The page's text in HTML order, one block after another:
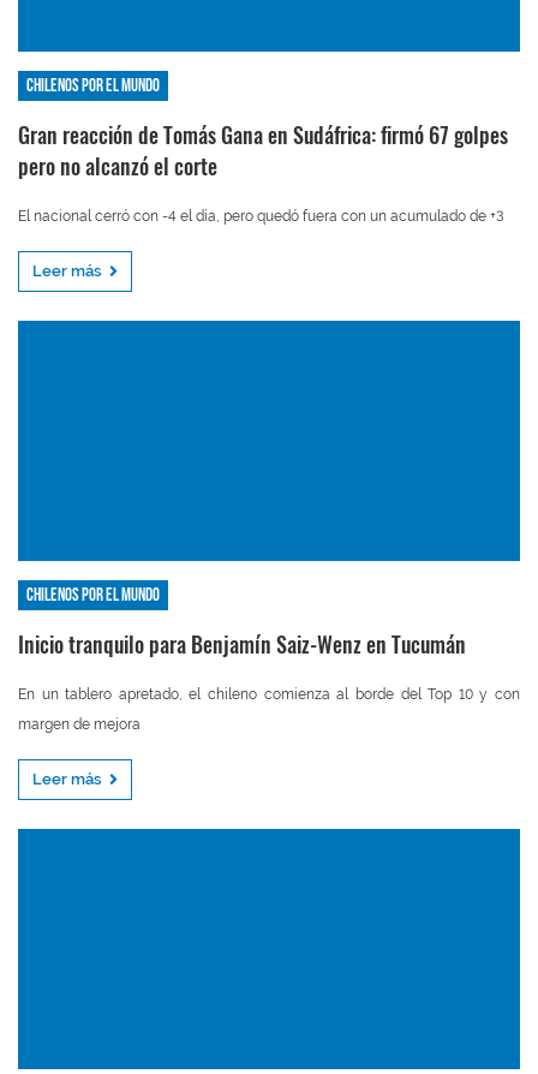
Chilenos por el mundo
Gran reacción de Tomás Gana en Sudáfrica: firmó 67 golpes
pero no alcanzó el corte
El nacional cerró con -4 el día, pero quedó fuera con un acumulado de +3
Leer más
Chilenos por el mundo
Inicio tranquilo para Benjamín Saiz-Wenz en Tucumán
En un tablero apretado, el chileno comienza al borde del Top 10 y con
margen de mejora
Leer más